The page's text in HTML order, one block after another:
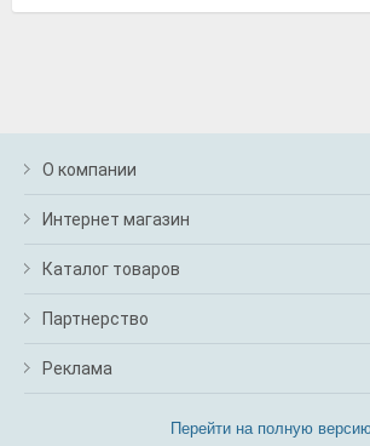
О компании
Интернет магазин
Каталог товаров
Партнерство
Реклама
Перейти на полную